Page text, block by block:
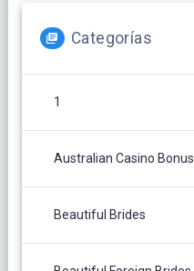
Categorías
1
Australian Casino Bonus
Beautiful Brides